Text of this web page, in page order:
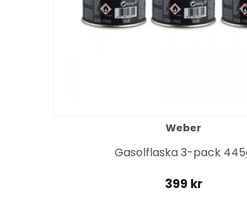
Weber
Gasolflaska 3-pack
399 kr